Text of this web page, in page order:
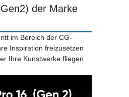
der Marke
im Bereich der CG-
Inspiration freizusetzen
Ihre Kunstwerke fliegen